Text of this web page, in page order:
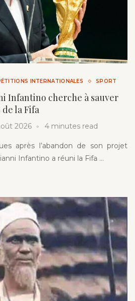
INTERNATIONALES SPORT
Infantino cherche à sauver
la Fifa
2026 4 minutes read
après l’abandon de son projet
Infantino a réuni la Fifa …